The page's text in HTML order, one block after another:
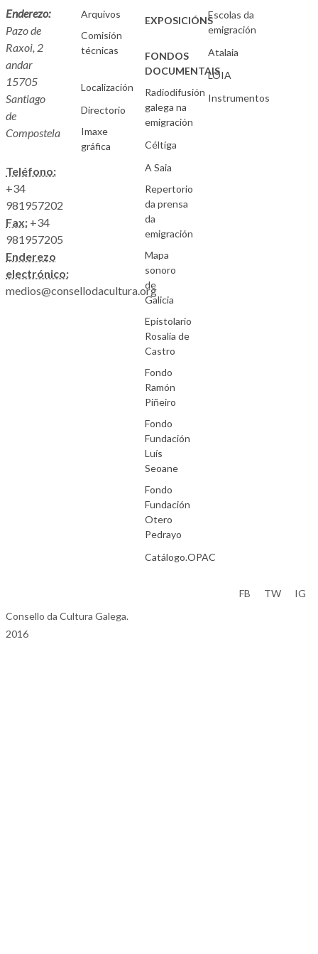
Enderezo:
Pazo de
Raxoi, 2
andar
15705
Santiago
de
Compostela
Teléfono:
+34
981957202
Fax: +34
981957205
Enderezo
electrónico:
medios@consellodacultura.org
Arquivos
Comisión
técnicas
Localización
Directorio
Imaxe
gráfica
EXPOSICIÓNS
FONDOS
DOCUMENTAIS
Radiodifusión
galega na
emigración
Céltiga
A Saia
Repertorio
da prensa
da
emigración
Mapa
sonoro
de
Galicia
Epistolario
Rosalía de
Castro
Fondo
Ramón
Piñeiro
Fondo
Fundación
Luís
Seoane
Fondo
Fundación
Otero
Pedrayo
Catálogo.OPAC
Escolas da
emigración
Atalaia
LOIA
Instrumentos
Consello da Cultura Galega.
2016
FB TW IG